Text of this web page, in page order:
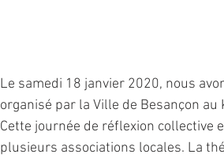
Le samedi 18 janvier 2020, nous
organisé par la Ville de Besançon au
Cette journée de réflexion collective
plusieurs associations locales. La